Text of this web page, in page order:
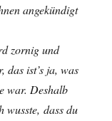
angekündigt
zornig und
ist’s ja, was
war. Deshalb
wusste, dass du